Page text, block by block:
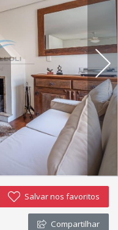
Salvar nos favoritos
Compartilhar